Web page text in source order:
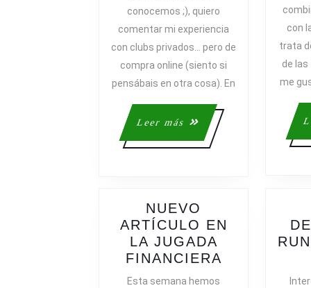
conocemos ;), quiero
comentar mi experiencia
con clubs privados… pero de
compra online (siento si
pensábais en otra cosa). En
Leer más
Leer
más
con
trata
de
me
NUEVO
ARTÍCULO EN
LA JUGADA
FINANCIERA
ARTÍCULO
Esta semana hemos